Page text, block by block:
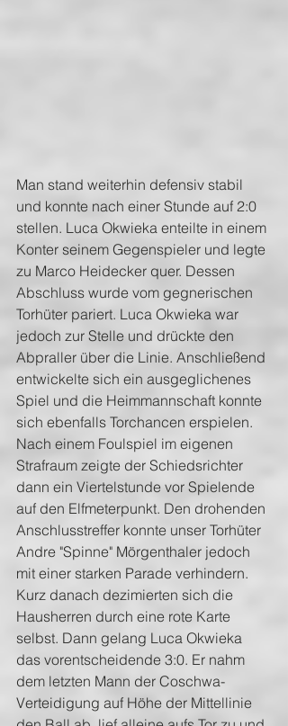
Man stand weiterhin defensiv stabil
und konnte nach einer Stunde auf 2:0
stellen. Luca Okwieka enteilte in einem
Konter seinem Gegenspieler und legte
zu Marco Heidecker quer. Dessen
Abschluss wurde vom gegnerischen
Torhüter pariert. Luca Okwieka war
jedoch zur Stelle und drückte den
Abpraller über die Linie. Anschließend
entwickelte sich ein ausgeglichenes
Spiel und die Heimmannschaft konnte
sich ebenfalls Torchancen erspielen.
Nach einem Foulspiel im eigenen
Strafraum zeigte der Schiedsrichter
dann ein Viertelstunde vor Spielende
auf den Elfmeterpunkt. Den drohenden
Anschlusstreffer konnte unser Torhüter
Andre "Spinne" Mörgenthaler jedoch
mit einer starken Parade verhindern.
Kurz danach dezimierten sich die
Hausherren durch eine rote Karte
selbst. Dann gelang Luca Okwieka
das vorentscheidende 3:0. Er nahm
dem letzten Mann der Coschwa-
Verteidigung auf Höhe der Mittellinie